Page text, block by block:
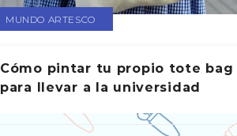
MUNDO ARTESCO
Cómo pintar tu propio tote bag
para llevar a la universidad